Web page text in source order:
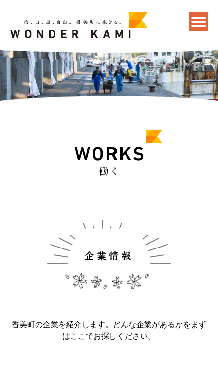
香美町の企業を紹介します。どんな企業があるかをまず
はここでお探しください。